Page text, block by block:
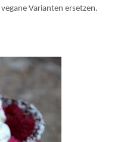
Varianten ersetzen.